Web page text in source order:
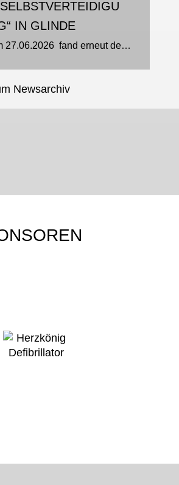
IN GLINDE
Am 27.06.2026 fand erneut der jährliche Selbstverteidigungslehrgang der Jiu‑Jitsu‑Sparte des TSV Glinde statt. Mehr als 20 Sportlerinnen und Sportler aus Schleswig‑Holstein, Hamburg und Niedersachsen trafen sich am...
Newsarchiv
JUTSU-SHOP